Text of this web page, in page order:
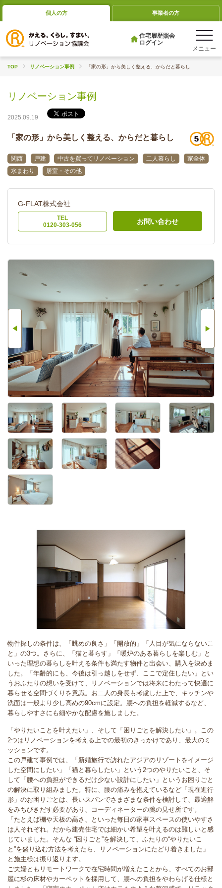
個人の方 事業者の方
住宅履歴照会
ログイン
TOP リノベーション事例 「家の形」から美しく整える、からだと暮らし
リノベーション事例
2025.09.19
「家の形」から美しく整える、からだと暮らし
関西 戸建 中古を買ってリノベーション 二人暮らし 家全体
水まわり 居室・その他
G-FLAT株式会社
TEL
0120-303-056
お問い合わせ
物件探しの条件は、「眺めの良さ」「開放的」「人目が気にならないこ
と」の3つ。さらに、「猫と暮らす」「暖炉のある暮らしを楽しむ」と
いった理想の暮らしを叶える条件も満たす物件と出会い、購入を決めま
した。「年齢的にも、今後は引っ越しをせず、ここで定住したい」とい
うおふたりの想いを受けて、リノベーションでは将来にわたって快適に
暮らせる空間づくりを意識。お二人の身長も考慮した上で、キッチンや
洗面は一般より少し高めの90cmに設定。腰への負担を軽減するなど、
暮らしやすさにも細やかな配慮を施しました。
「やりたいことを叶えたい」、そして「困りごとを解決したい」。この
2つはリノベーションを考える上での最初のきっかけであり、最大のミ
ッションです。
この戸建て事例では、「新婚旅行で訪れたアジアのリゾートをイメージ
した空間にしたい」「猫と暮らしたい」という2つのやりたいこと、そ
して「腰への負担ができるだけ少ない設計にしたい」というお困りごと
の解決に取り組みました。特に、腰の痛みを抱えているなど「現在進行
形」のお困りごとは、長いスパンでさまざまな条件を検討して、最適解
をみちびきだす必要があり、コーディネーターの腕の見せ所です。
「たとえば棚や天板の高さ、といった毎日の家事スペースの使いやすさ
は人それぞれ。だから建売住宅では細かい希望を叶えるのは難しいと感
じていました。そんな “困りごと”を解決して、ふたりの“やりたいこ
と”を盛り込む方法を考えたら、リノベーションにたどり着きました」
と施主様は振り返ります。
ご夫婦ともリモートワークで在宅時間が増えたことから、すべてのお部
屋に杉の床材やカーペットを採用して、腰への負担をやわらげる仕様と